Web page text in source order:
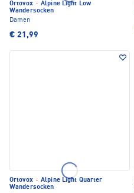
Ortovox · Alpine Light Low
Wandersocken
Damen
€ 21,99
Ortovox · Alpine Light Quarter
Wandersocken